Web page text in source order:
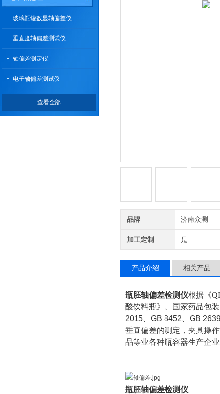
玻璃瓶罐数显轴偏差仪
垂直度轴偏差测试仪
轴偏差测定仪
电子轴偏差测试仪
查看全部
品牌 济南众测
加工定制 是
产品介绍 相关产品
瓶胚轴偏差检测仪根据 《
酸饮料瓶》、国家药品包
2015、GB 8452、GB 2639
垂直偏差的测定，夹具操
品等业各种瓶容器生产企
瓶胚轴偏差检测仪